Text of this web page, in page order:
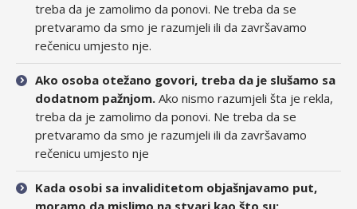
treba da je zamolimo da ponovi. Ne treba da se
pretvaramo da smo je razumjeli ili da završavamo
rečenicu umjesto nje.
Ako osoba otežano govori, treba da je slušamo sa
dodatnom pažnjom. Ako nismo razumjeli šta je rekla,
treba da je zamolimo da ponovi. Ne treba da se
pretvaramo da smo je razumjeli ili da završavamo
rečenicu umjesto nje
Kada osobi sa invaliditetom objašnjavamo put,
moramo da mislimo na stvari kao što su: